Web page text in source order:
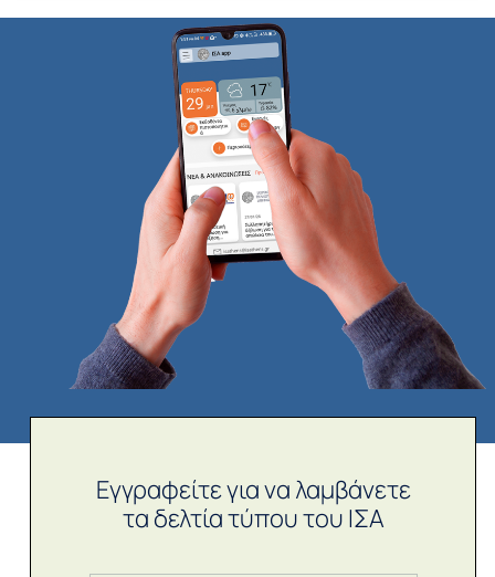
Εγγραφείτε για να λαμβάνετε
τα δελτία τύπου του ΙΣΑ